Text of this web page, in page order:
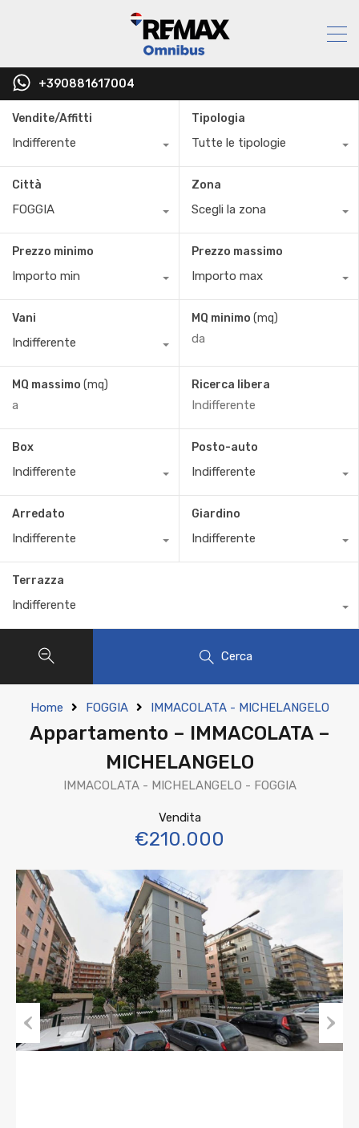
+390881617004
Vendite/Affitti
Indifferente
Tipologia
Tutte le tipologie
Città
FOGGIA
Zona
Scegli la zona
Prezzo minimo
Importo min
Prezzo massimo
Importo max
Vani
Indifferente
MQ minimo (mq)
MQ massimo (mq) Ricerca libera
Box
Indifferente
Posto-auto
Indifferente
Arredato
Indifferente
Giardino
Indifferente
Terrazza
Indifferente
Cerca
Home FOGGIA IMMACOLATA - MICHELANGELO
Appartamento – IMMACOLATA –
MICHELANGELO
IMMACOLATA - MICHELANGELO - FOGGIA
Vendita
€210.000
Previous Next